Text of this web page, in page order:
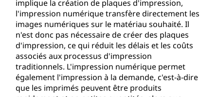
implique la création de plaques d'impression,
l'impression numérique transfère directement les
images numériques sur le matériau souhaité. Il
n'est donc pas nécessaire de créer des plaques
d'impression, ce qui réduit les délais et les coûts
associés aux processus d'impression
traditionnels. L'impression numérique permet
également l'impression à la demande, c'est-à-dire
que les imprimés peuvent être produits